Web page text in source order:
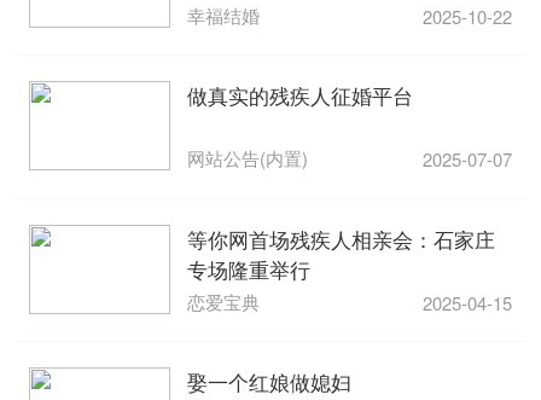
幸福结婚 2025-10-22
做真实的残疾人征婚平台
网站公告(内置) 2025-07-07
等你网首场残疾人相亲会：石家庄
专场隆重举行
恋爱宝典 2025-04-15
娶一个红娘做媳妇